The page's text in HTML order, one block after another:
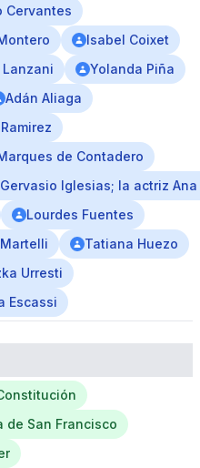
Cervantes
Isabel Coixet
Lanzani
Yolanda Piña
Adán Aliaga
de Contadero
Iglesias; la actriz
Lourdes Fuentes
Tatiana Huezo
Urresti
Escassi
de San Francisco